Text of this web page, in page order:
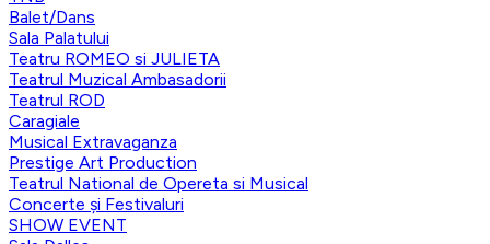
Balet/Dans
Sala Palatului
Teatru ROMEO si JULIETA
Teatrul Muzical Ambasadorii
Teatrul ROD
Caragiale
Musical Extravaganza
Prestige Art Production
Teatrul National de Opereta si Musical
Concerte și Festivaluri
SHOW EVENT